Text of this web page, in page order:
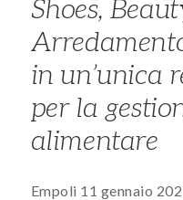
Shoes,
in un’unica
per la
alimentare
Empoli 11 gennaio